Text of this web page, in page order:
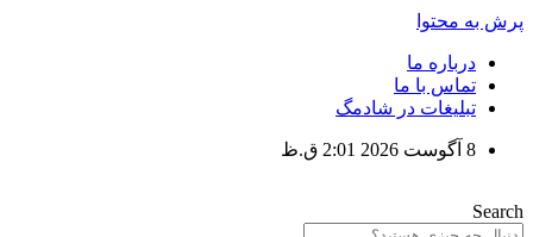
پرش به محتوا
درباره ما
تماس با ما
تبلیغات در شادمگ
8 آگوست 2026 2:01 ق.ظ
Search